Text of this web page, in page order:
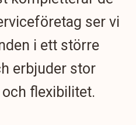
ser vi
i ett större
erbjuder stor
flexibilitet.